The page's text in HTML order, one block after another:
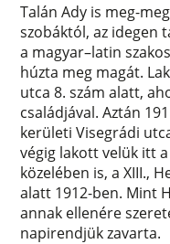
Talán Ady is meg-
szobáktól, az idegen
a magyar–latin
húzta meg magát.
utca 8. szám alatt,
családjával. Aztán
kerületi Visegrádi
végig lakott velük itt
közelében is, a XIII.,
alatt 1912-ben. Mint
annak ellenére
napirendjük zavarta.